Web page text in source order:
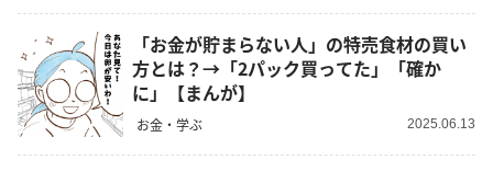
「お金が貯まらない人」の特売食材の買い
方とは？→「2パック買ってた」「確か
に」【まんが】
お金・学ぶ 2025.06.13